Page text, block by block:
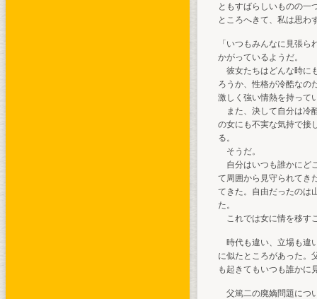
ともすばらしいものの一
ところへきて、私は思わ
「いつもみんなに見張
かがっているようだ。
彼女たちはどんな時に
ろうか、性格が冷酷なの
激しく強い情熱を持って
また、決して自分は冷
の女にも不実な気持で接
る。
そうだ。
自分はいつも誰かにど
て周囲から見守られてき
てきた。自由だったのは
た。
これでは女に情を移
時代も違い、立場も違
に似たところがあった。
も起きてもいつも誰かに
父篤二の廃嫡問題につ